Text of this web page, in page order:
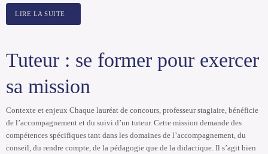
LIRE LA SUITE
Tuteur : se former pour exercer
sa mission
Contexte et enjeux Chaque lauréat de concours, professeur stagiaire, bénéficie
de l’accompagnement et du suivi d’un tuteur. Cette mission demande des
compétences spécifiques tant dans les domaines de l’accompagnement, du
conseil, du rendre compte, de la pédagogie que de la didactique. Il s’agit bien